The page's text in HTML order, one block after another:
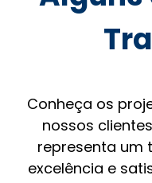
Conheça os
nossos
representa um
excelência e